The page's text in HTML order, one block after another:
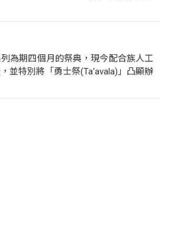
為期四個月的祭典，現今配合族人工
並特別將「勇士祭(Ta‘avala)」凸顯辦